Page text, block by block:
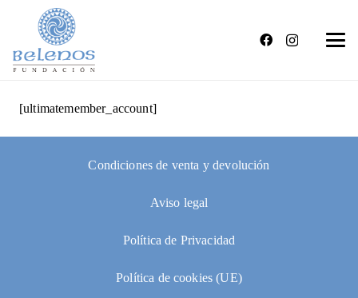
[ultimatemember_account]
Condiciones de venta y devolución
Aviso legal
Política de Privacidad
Política de cookies (UE)